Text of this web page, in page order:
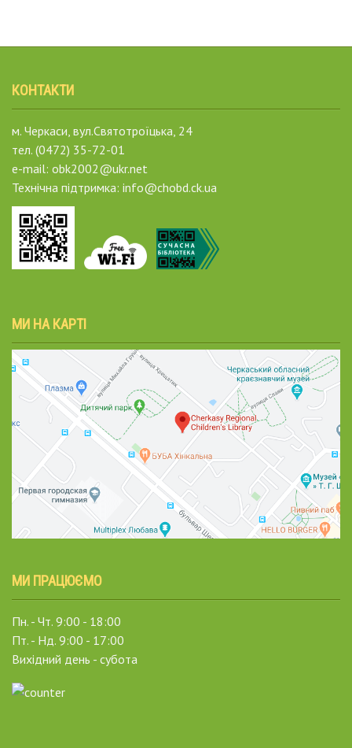
КОНТАКТИ
м. Черкаси, вул.Святотроїцька, 24
тел. (0472) 35-72-01
e-mail: obk2002@ukr.net
Технічна підтримка: info@chobd.ck.ua
МИ НА КАРТІ
МИ ПРАЦЮЄМО
Пн. - Чт. 9:00 - 18:00
Пт. - Нд. 9:00 - 17:00
Вихідний день - субота